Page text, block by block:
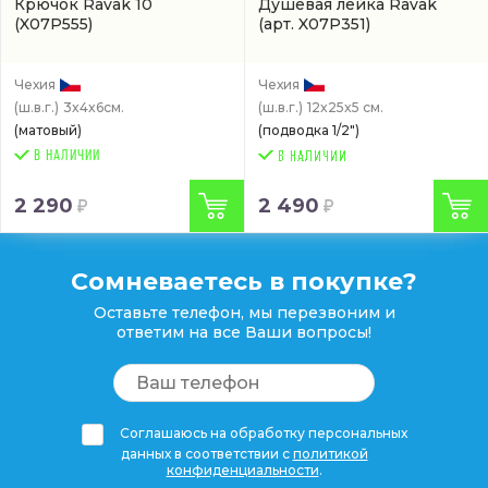
Крючок Ravak 10
(X07P555)
Чехия
(ш.в.г.) 3x4x6см.
(матовый)
В НАЛИЧИИ
2 290
Душевая лейка Ravak
(арт. X07P351)
Чехия
(ш.в.г.) 12x25x5 см.
(подводка 1/2")
2 490
Сомневаетесь в покупке?
Оставьте телефон, мы перезвоним и
ответим на все Ваши вопросы!
Соглашаюсь на обработку персональных
данных в соответствии с политикой
конфиденциальности.